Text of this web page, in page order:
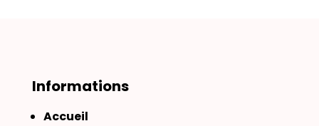
Informations
Accueil